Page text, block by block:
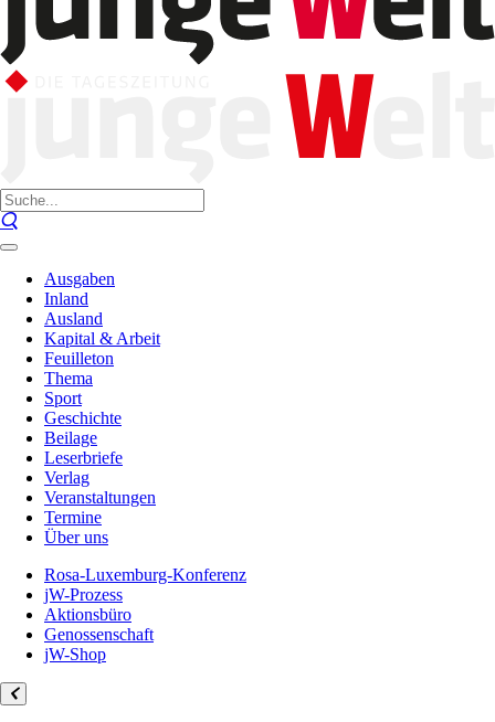
Ausgaben
Inland
Ausland
Kapital & Arbeit
Feuilleton
Thema
Sport
Geschichte
Beilage
Leserbriefe
Verlag
Veranstaltungen
Termine
Über uns
Rosa-Luxemburg-Konferenz
jW-Prozess
Aktionsbüro
Genossenschaft
jW-Shop